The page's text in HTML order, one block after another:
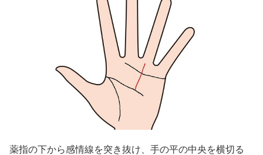
薬指の下から感情線を突き抜け、手の平の中央を横切る